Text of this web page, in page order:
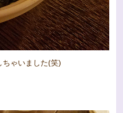
ちゃいました(笑)